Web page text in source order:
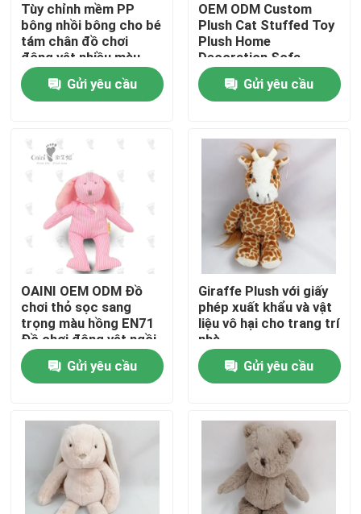
Trang chủ
Các sản phẩm
Video
Về chúng tôi
Tham quan nhà máy
Kiểm soát chất lượng
Liên hệ chúng tôi
Yêu cầu báo giá
Đồ chơi nhồi bông mềm
Tùy chỉnh mềm PP
bông nhồi bông cho bé
tám chân đồ chơi
động vật nhiều màu
sắc đồ chơi động vật
cua sang trọng
Gửi yêu cầu
OEM ODM Custom
Plush Cat Stuffed Toy
Plush Home
Decoration Sofa
Pillow Đồ chơi thú vật
siêu mềm nổi tiếng
Gửi yêu cầu
OAINI OEM ODM Đồ
chơi thỏ sọc sang
trọng màu hồng EN71
Đồ chơi động vật ngồi
mềm đáng yêu Đồ chơi
thỏ mềm có thể ôm
Gửi yêu cầu
Giraffe Plush với giấy
phép xuất khẩu và vật
liệu vô hại cho trang trí
nhà
Gửi yêu cầu